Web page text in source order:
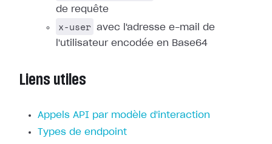
de requête
x-user avec l'adresse e-mail de
l'utilisateur encodée en Base64
Liens utiles
Appels API par modèle d'interaction
Types de endpoint